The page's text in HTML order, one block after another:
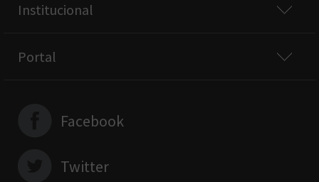
Institucional
Portal
Facebook
Twitter